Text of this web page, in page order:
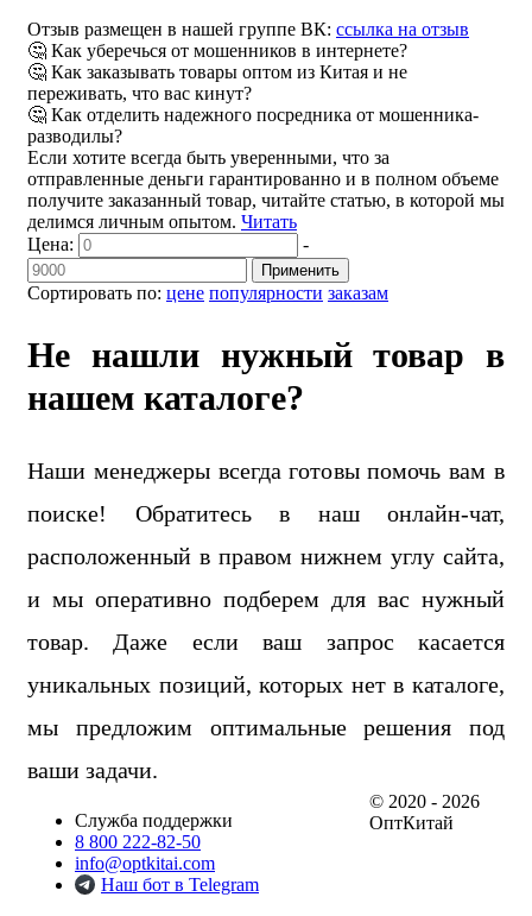
Отзыв размещен в нашей группе ВК: ссылка на отзыв
🤔 Как уберечься от мошенников в интернете?
🤔 Как заказывать товары оптом из Китая и не
переживать, что вас кинут?
🤔 Как отделить надежного посредника от мошенника-
разводилы?
Если хотите всегда быть уверенными, что за
отправленные деньги гарантированно и в полном объеме
получите заказанный товар, читайте статью, в которой мы
делимся личным опытом. Читать
Сортировать по: цене популярности заказам
Цена: -
Применить
Не нашли нужный товар в
нашем каталоге?
Наши менеджеры всегда готовы помочь вам в
поиске! Обратитесь в наш онлайн-чат,
расположенный в правом нижнем углу сайта,
и мы оперативно подберем для вас нужный
товар. Даже если ваш запрос касается
уникальных позиций, которых нет в каталоге,
мы предложим оптимальные решения под
ваши задачи.
Служба поддержки
8 800 222-82-50
info@optkitai.com
Наш бот в Telegram
© 2020 - 2026
ОптКитай